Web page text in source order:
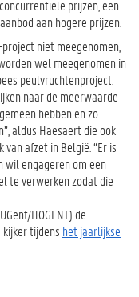
prijzen, een
aan hogere prijzen.
project niet meegenomen,
wel meegenomen in
peulvruchtenproject.
naar de meerwaarde
hebben en zo
aldus Haesaert die ook
afzet in België. “Er is
wil engageren om een
te verwerken zodat die
HOGENT) de
kijker tijdens het jaarlijkse